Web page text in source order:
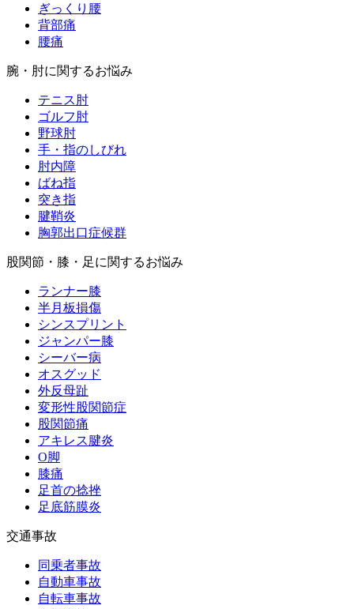
ぎっくり腰
背部痛
腰痛
腕・肘に関するお悩み
テニス肘
ゴルフ肘
野球肘
手・指のしびれ
肘内障
ばね指
突き指
腱鞘炎
胸郭出口症候群
股関節・膝・足に関するお悩み
ランナー膝
半月板損傷
シンスプリント
ジャンパー膝
シーバー病
オスグッド
外反母趾
変形性股関節症
股関節痛
アキレス腱炎
O脚
膝痛
足首の捻挫
足底筋膜炎
交通事故
同乗者事故
自動車事故
自転車事故